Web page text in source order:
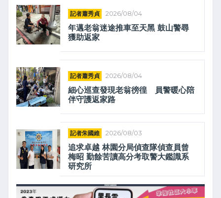
記者蕭秀貞 2026/08/04
年邁老翁迷途推車至天黑 鼓山警尋
獲助返家
記者蕭秀貞 2026/08/04
細心巡查發現老翁徬徨 員警暖心陪
伴守護返家路
記者朱國維 2026/08/03
追求卓越 林園分局偵查隊偵查員曾
梅昭 勤餘苦讀高分考取警大鑑識系
研究所